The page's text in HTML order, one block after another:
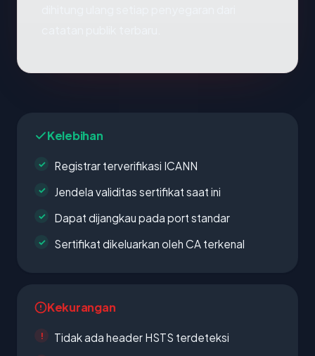
Kelebihan
Registrar terverifikasi ICANN
Jendela validitas sertifikat saat ini
Dapat dijangkau pada port standar
Sertifikat dikeluarkan oleh CA terkenal
Kekurangan
Tidak ada header HSTS terdeteksi